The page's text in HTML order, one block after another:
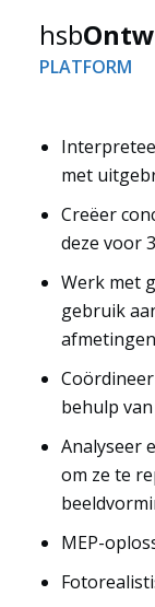
hsb
PLATFORM
met
Creëer
deze voor
Werk met
gebruik
behulp
Analyseer
om ze te
MEP-